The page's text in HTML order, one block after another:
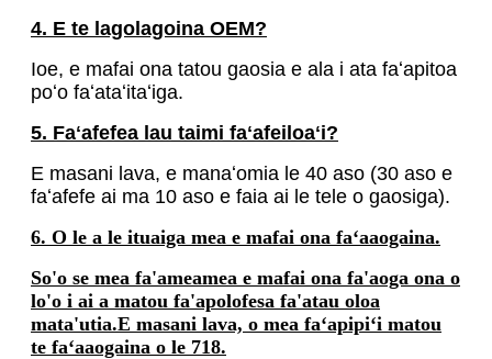
4. E te lagolagoina OEM?
Ioe, e mafai ona tatou gaosia e ala i ata faʻapitoa
poʻo faʻataʻitaʻiga.
5. Faʻafefea lau taimi faʻafeiloaʻi?
E masani lava, e manaʻomia le 40 aso (30 aso e
faʻafefe ai ma 10 aso e faia ai le tele o gaosiga).
6. O le a le ituaiga mea e mafai ona faʻaaogaina.
So'o se mea fa'ameamea e mafai ona fa'aoga ona o
lo'o i ai a matou fa'apolofesa fa'atau oloa
mata'utia.E masani lava, o mea faʻapipiʻi matou
te faʻaaogaina o le 718.